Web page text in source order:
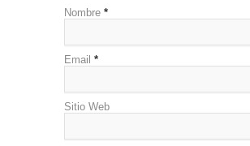
Nombre *
Email *
Sitio Web